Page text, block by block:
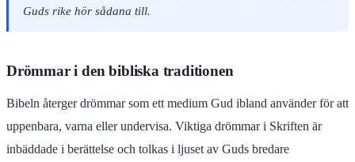
Guds rike hör sådana till.
Drömmar i den bibliska traditionen
Bibeln återger drömmar som ett medium Gud ibland använder för att
uppenbara, varna eller undervisa. Viktiga drömmar i Skriften är
inbäddade i berättelse och tolkas i ljuset av Guds bredare